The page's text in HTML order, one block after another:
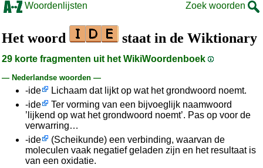
Woordenlijsten Zoek woorden
Het woord staat in de Wiktionary
29 korte fragmenten uit het WikiWoordenboek
— Nederlandse woorden —
-ide
Lichaam dat lijkt op wat het grondwoord noemt.
-ide
Ter vorming van een bijvoeglijk naamwoord
’lijkend op wat het grondwoord noemt’. Pas op voor de
verwarring…
-ide
(Scheikunde) een verbinding, waarvan de
moleculen vaak negatief geladen zijn en het resultaat is
van een oxidatie.